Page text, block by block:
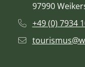
97990
+49 (0) 7934